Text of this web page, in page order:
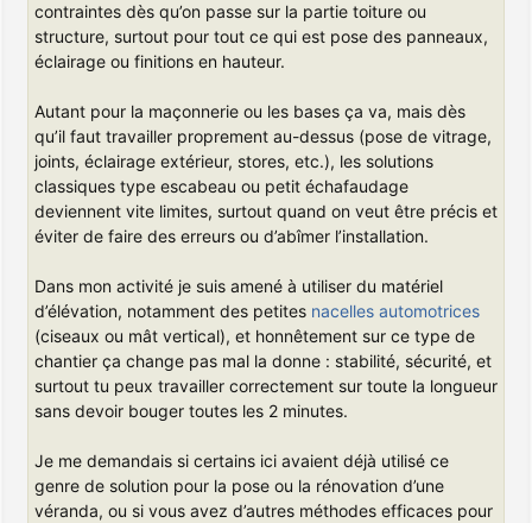
contraintes dès qu’on passe sur la partie toiture ou
structure, surtout pour tout ce qui est pose des panneaux,
éclairage ou finitions en hauteur.
Autant pour la maçonnerie ou les bases ça va, mais dès
qu’il faut travailler proprement au-dessus (pose de vitrage,
joints, éclairage extérieur, stores, etc.), les solutions
classiques type escabeau ou petit échafaudage
deviennent vite limites, surtout quand on veut être précis et
éviter de faire des erreurs ou d’abîmer l’installation.
Dans mon activité je suis amené à utiliser du matériel
d’élévation, notamment des petites nacelles automotrices
(ciseaux ou mât vertical), et honnêtement sur ce type de
chantier ça change pas mal la donne : stabilité, sécurité, et
surtout tu peux travailler correctement sur toute la longueur
sans devoir bouger toutes les 2 minutes.
Je me demandais si certains ici avaient déjà utilisé ce
genre de solution pour la pose ou la rénovation d’une
véranda, ou si vous avez d’autres méthodes efficaces pour